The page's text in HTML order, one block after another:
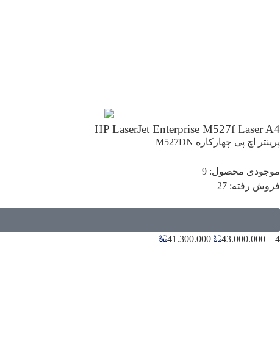
HP LaserJet Enterprise M527f Laser A4
پرینتر اچ پی چهارکاره M527DN
موجودی محصول: 9
فروش رفته: 27
4
43.000.000
41.300.000